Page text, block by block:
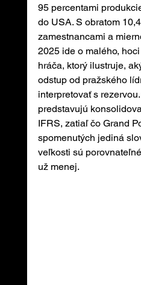
95 percentami
do USA. S obratom
zamestnancami a
2025 ide o malého,
hráča, ktorý ilustruje,
odstup od pražského
interpretovať s
predstavujú
IFRS, zatiaľ čo Grand
spomenutých jediná
veľkosti sú
už menej.